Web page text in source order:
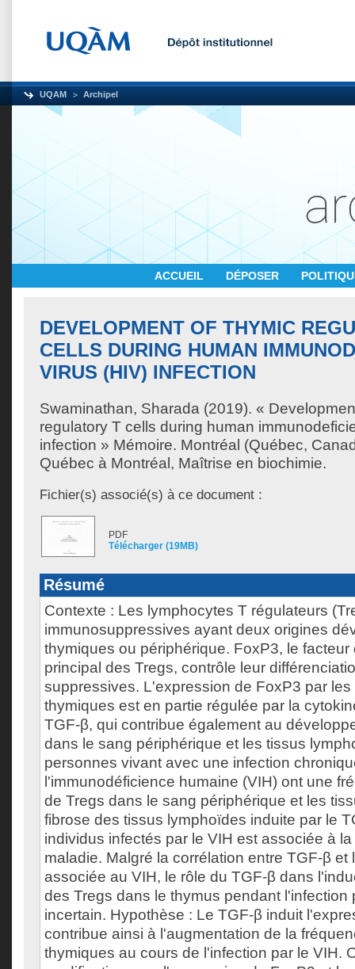
UQAM Archipel
ACCUEIL DÉPOSER
DEVELOPMENT OF THYMIC
CELLS DURING HUMAN
VIRUS (HIV) INFECTION
Swaminathan, Sharada (2019). «
regulatory T cells during human
infection » Mémoire. Montréal (Québec,
Québec à Montréal, Maîtrise en biochimie.
Fichier(s) associé(s) à ce document :
PDF
Télécharger (19MB)
Résumé
Contexte : Les lymphocytes T régulateurs
immunosuppressives ayant deux origines
thymiques ou périphérique. FoxP3, le facteur
principal des Tregs, contrôle leur
suppressives. L'expression de FoxP3 par les
thymiques est en partie régulée par la
TGF-β, qui contribue également au
dans le sang périphérique et les tissus
personnes vivant avec une infection
l'immunodéficience humaine (VIH) ont une
de Tregs dans le sang périphérique et les
fibrose des tissus lymphoïdes induite par le
individus infectés par le VIH est associée à
maladie. Malgré la corrélation entre TGF-β et
associée au VIH, le rôle du TGF-β dans
des Tregs dans le thymus pendant l'infection
incertain. Hypothèse : Le TGF-β induit
contribue ainsi à l'augmentation de la
thymiques au cours de l'infection par le VIH.